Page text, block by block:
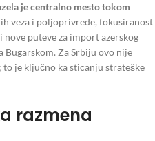
je centralno mesto tokom
veza i poljoprivrede, fokusiranost
puteve za import azerskog
Bugarskom. Za Srbiju ovo nije
je ključno ka sticanju strateške
razmena